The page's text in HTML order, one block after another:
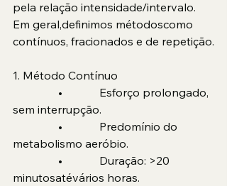
pela relação intensidade/intervalo.
Em geral,definimos métodoscomo
contínuos, fracionados e de repetição.
1. Método Contínuo
•             Esforço prolongado,
sem interrupção.
•             Predomínio do
metabolismo aeróbio.
•             Duração: >20
minutosatévários horas.